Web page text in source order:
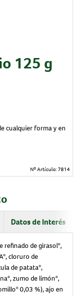
125 g
cualquier forma y en
Nº Artículo:7814
Datos de Interés
refinado de girasol*,
cloruro de
de patata*,
zumo de limón*,
0,03 %), ajo en